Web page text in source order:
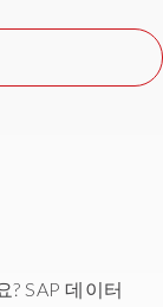
SAP 데이터